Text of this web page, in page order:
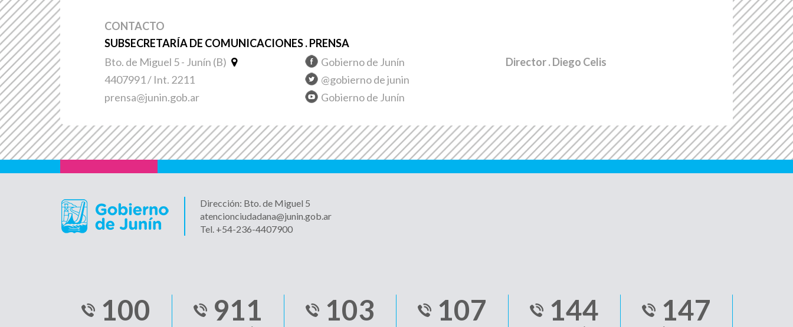
CONTACTO
SUBSECRETARÍA DE COMUNICACIONES . PRENSA
Bto. de Miguel 5 - Junín (B)
4407991 / Int. 2211
prensa@junin.gob.ar
Gobierno de Junín
@gobierno de junin
Gobierno de Junín
Director. Diego Celis
Dirección: Bto. de Miguel 5
atencionciudadana@junin.gob.ar
Tel. +54-236-4407900
100 911 103 107 144 147